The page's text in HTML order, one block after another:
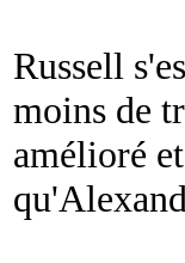
Russell
moins de
amélioré